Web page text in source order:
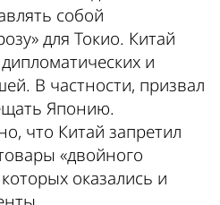
собой
для Токио. Китай
и
В частности, призвал
Японию.
что Китай запретил
«двойного
оказались и